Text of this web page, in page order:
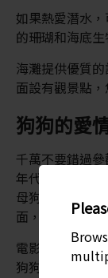
如果熱愛潛水
的珊瑚和海底生
海灘提供優質
面設有觀景點
狗狗的愛
千萬不要錯過
年代，狗四郎
母狗相愛了，
面，去看望瑪
電影《好想見
狗狗的愛情故